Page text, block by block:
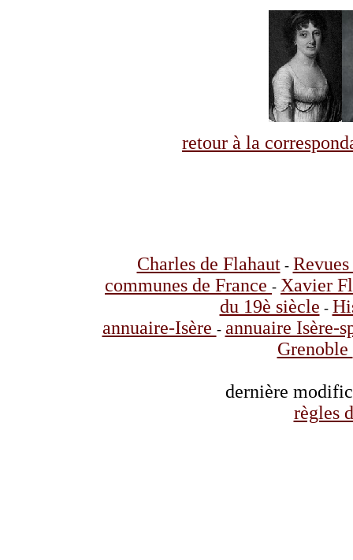
retour à la
Charles de Flahaut-
communes de France - Xavier
du 19è siècle -
annuaire-Isère - annuaire Isère-
Grenoble
dernière
règles